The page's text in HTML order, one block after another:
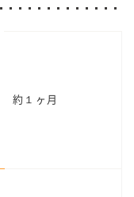
約１ヶ月